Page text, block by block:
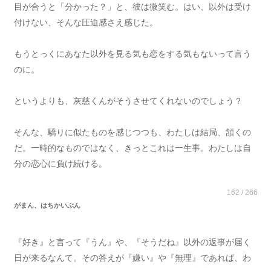
目が合うと「分かった？」と、彼は微笑む。はい、以外は受け
付けない、そんな圧迫感さえ感じた。
もうとっくにあなた以外を見る気も恋をする気もないって言う
のに。
というよりも、灰慈くんがそうさせてくれないのでしょう？
そんな、驕りに似たものを感じつつも、わたしは結局、頷くの
だ。一時的なものではなく、きっとこれは一生事。わたしは自
分の恋心に負け続ける。
162 / 266
がまん、はちかいぶん
『好き』と言って『うん』や、『そうだね』以外の返事が届く
日が来るなんて。その答えが『嫌い』や『無理』であれば、わ